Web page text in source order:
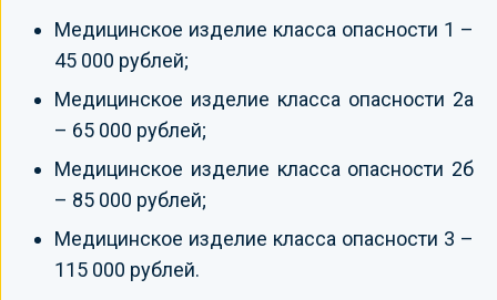
Медицинское изделие класса опасности 1 –
45 000 рублей;
Медицинское изделие класса опасности 2а
– 65 000 рублей;
Медицинское изделие класса опасности 2б
– 85 000 рублей;
Медицинское изделие класса опасности 3 –
115 000 рублей.